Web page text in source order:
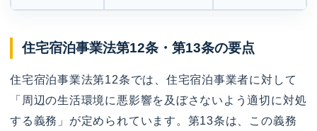
住宅宿泊事業法第12条・第13条の要点
住宅宿泊事業法第12条では、住宅宿泊事業者に対して
「周辺の生活環境に悪影響を及ぼさないよう適切に対処
する義務」が定められています。第13条は、この義務